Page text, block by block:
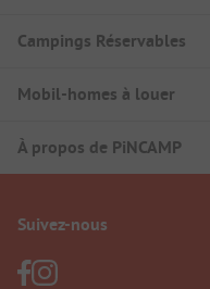
Campings Réservables
Mobil-homes à louer
À propos de PiNCAMP
Suivez-nous